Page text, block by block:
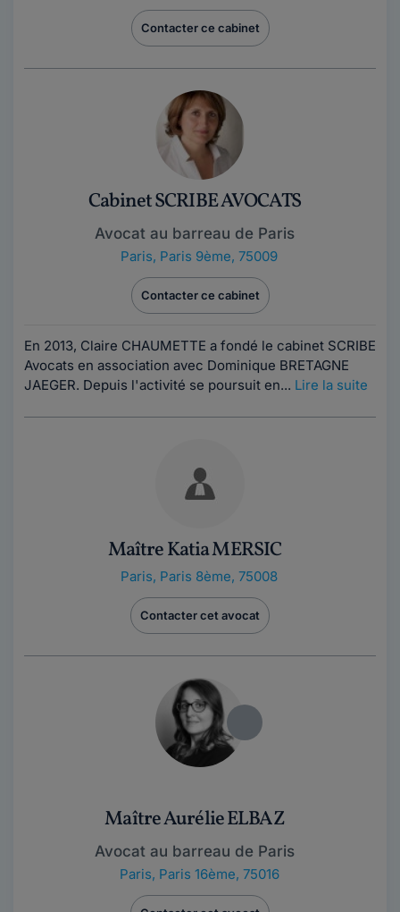
Contacter ce cabinet
Cabinet SCRIBE AVOCATS
Avocat au barreau de Paris
Paris, Paris 9ème, 75009
Contacter ce cabinet
En 2013, Claire CHAUMETTE a fondé le cabinet SCRIBE
Avocats en association avec Dominique BRETAGNE
JAEGER. Depuis l'activité se poursuit en... Lire la suite
Maître Katia MERSIC
Paris, Paris 8ème, 75008
Contacter cet avocat
Maître Aurélie ELBAZ
Avocat au barreau de Paris
Paris, Paris 16ème, 75016